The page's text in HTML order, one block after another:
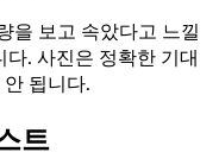
을 보고 속았다고 느낄
. 사진은 정확한 기대
됩니다.
트